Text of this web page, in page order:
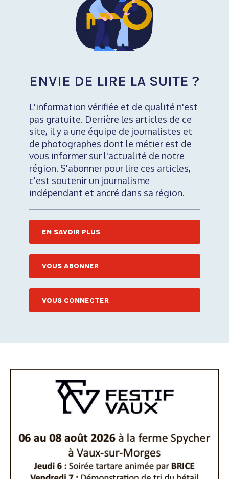
ENVIE DE LIRE LA SUITE ?
L'information vérifiée et de qualité n'est
pas gratuite. Derrière les articles de ce
site, il y a une équipe de journalistes et
de photographes dont le métier est de
vous informer sur l'actualité de notre
région. S'abonner pour lire ces articles,
c'est soutenir un journalisme
indépendant et ancré dans sa région.
EN SAVOIR PLUS
VOUS ABONNER
VOUS CONNECTER